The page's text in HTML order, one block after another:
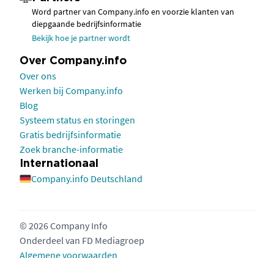
Word partner van Company.info en voorzie klanten van
diepgaande bedrijfsinformatie
Bekijk hoe je partner wordt
Over Company.info
Over ons
Werken bij Company.info
Blog
Systeem status en storingen
Gratis bedrijfsinformatie
Zoek branche-informatie
Internationaal
Company.info Deutschland
© 2026 Company Info
Onderdeel van FD Mediagroep
Algemene voorwaarden